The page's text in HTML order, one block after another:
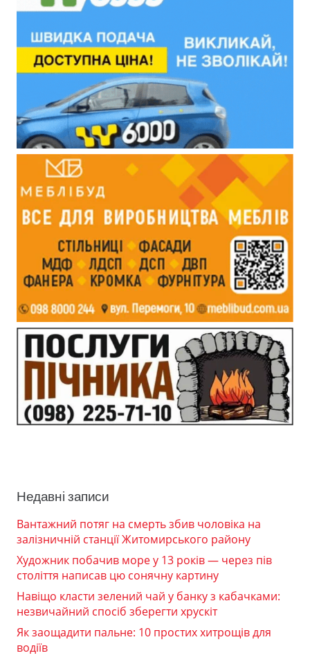
Недавні записи
Вантажний потяг на смерть збив чоловіка на
залізничній станції Житомирського району
Художник побачив море у 13 років — через пів
століття написав цю сонячну картину
Навіщо класти зелений чай у банку з кабачками:
незвичайний спосіб зберегти хрускіт
Як заощадити пальне: 10 простих хитрощів для
водіїв